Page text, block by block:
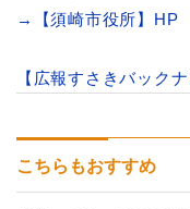
→【須崎市役所】HP
【広報すさきバック
こちらもおすすめ